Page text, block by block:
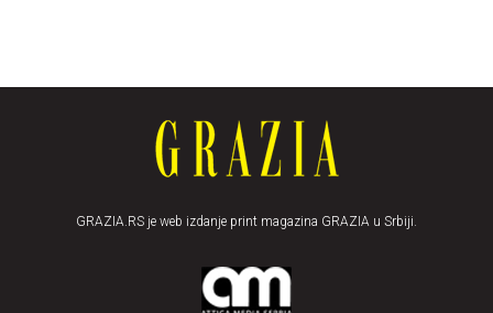
GRAZIA.RS je web izdanje print magazina GRAZIA u Srbiji.